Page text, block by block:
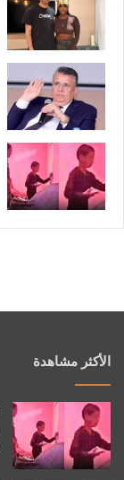
الأكثر مشاهدة